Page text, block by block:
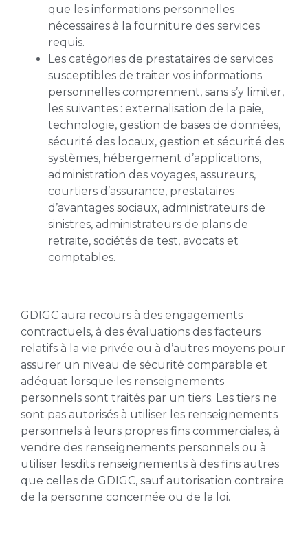
que les informations personnelles
nécessaires à la fourniture des services
requis.
Les catégories de prestataires de services
susceptibles de traiter vos informations
personnelles comprennent, sans s’y limiter,
les suivantes : externalisation de la paie,
technologie, gestion de bases de données,
sécurité des locaux, gestion et sécurité des
systèmes, hébergement d’applications,
administration des voyages, assureurs,
courtiers d’assurance, prestataires
d’avantages sociaux, administrateurs de
sinistres, administrateurs de plans de
retraite, sociétés de test, avocats et
comptables.
GDIGC aura recours à des engagements
contractuels, à des évaluations des facteurs
relatifs à la vie privée ou à d’autres moyens pour
assurer un niveau de sécurité comparable et
adéquat lorsque les renseignements
personnels sont traités par un tiers. Les tiers ne
sont pas autorisés à utiliser les renseignements
personnels à leurs propres fins commerciales, à
vendre des renseignements personnels ou à
utiliser lesdits renseignements à des fins autres
que celles de GDIGC, sauf autorisation contraire
de la personne concernée ou de la loi.